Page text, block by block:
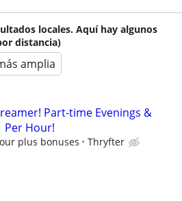
locales. Aquí hay algunos
distancia)
amplia
Part-time Evenings &
Per Hour!
plus bonuses Thryfter